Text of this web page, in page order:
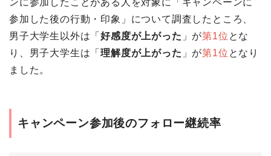
ンに参加したことがある人を対象に「キャンペーンに
参加した後の行動・印象」について調査したところ、
男子大学生以外は「好感度が上がった 」が第1位 とな
り、男子大学生は「理解度が上がった 」が第1位 となり
ました。
キャンペーン参加後のフォロー継続率